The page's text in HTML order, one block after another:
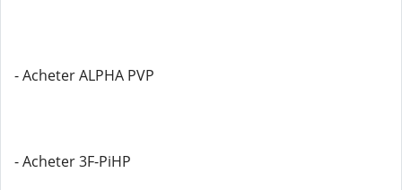
- Acheter ALPHA PVP
- Acheter 3F-PiHP